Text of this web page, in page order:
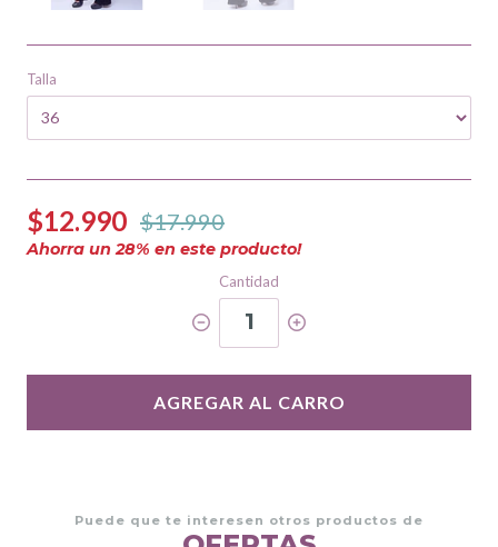
Talla
$12.990 $17.990
Ahorra un28% en este producto!
Cantidad
1
AGREGAR AL CARRO
Puede que te interesen otros productos de